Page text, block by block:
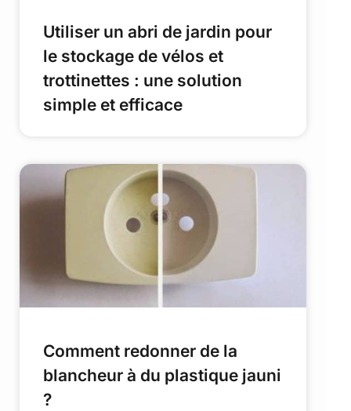
Utiliser un abri de jardin pour
le stockage de vélos et
trottinettes : une solution
simple et efficace
Comment redonner de la
blancheur à du plastique jauni
?